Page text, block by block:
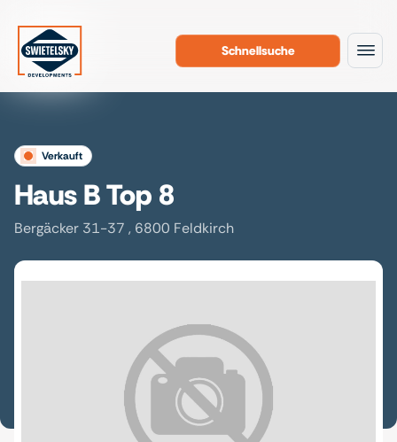
Zum Inhalt Schnellsuche
verkauft
Haus B Top 8
Bergäcker 31-37 , 6800 Feldkirch